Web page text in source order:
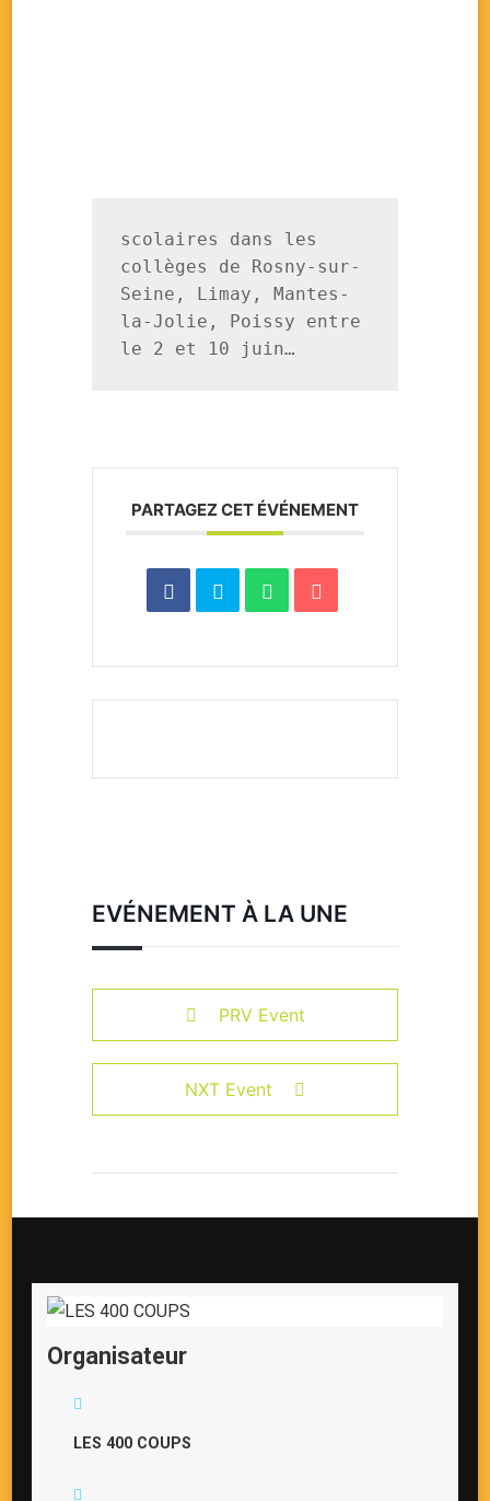
scolaires dans les
collèges de Rosny-sur-
Seine, Limay, Mantes-
la-Jolie, Poissy entre
le 2 et 10 juin…
PARTAGEZ CET ÉVÉNEMENT
EVÉNEMENT À LA UNE
PRV Event
NXT Event
Organisateur
LES 400 COUPS